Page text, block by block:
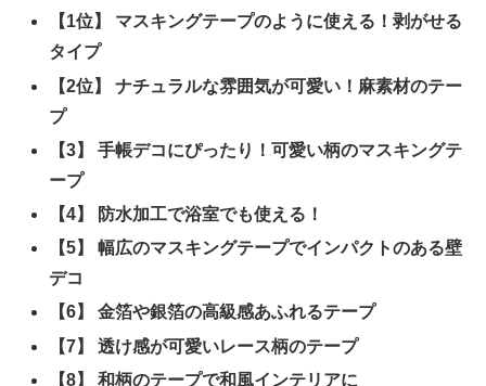
【1位】 マスキングテープのように使える！剥がせる
タイプ
【2位】 ナチュラルな雰囲気が可愛い！麻素材のテー
プ
【3】 手帳デコにぴったり！可愛い柄のマスキングテ
ープ
【4】 防水加工で浴室でも使える！
【5】 幅広のマスキングテープでインパクトのある壁
デコ
【6】 金箔や銀箔の高級感あふれるテープ
【7】 透け感が可愛いレース柄のテープ
【8】 和柄のテープで和風インテリアに